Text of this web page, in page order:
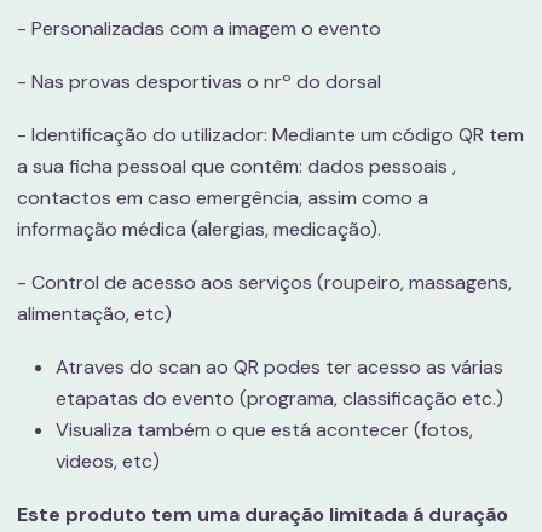
- Personalizadas com a imagem o evento
- Nas provas desportivas o nrº do dorsal
- Identificação do utilizador: Mediante um código QR tem
a sua ficha pessoal que contêm: dados pessoais ,
contactos em caso emergência, assim como a
informação médica (alergias, medicação).
- Control de acesso aos serviços (roupeiro, massagens,
alimentação, etc)
Atraves do scan ao QR podes ter acesso as várias
etapatas do evento (programa, classificação etc.)
Visualiza também o que está acontecer (fotos,
videos, etc)
Este produto tem uma duração limitada á duração